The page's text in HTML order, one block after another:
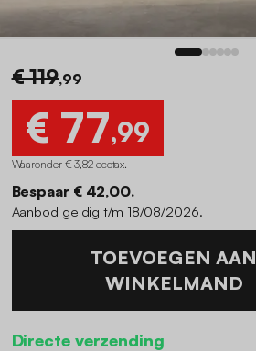
€ 119,99
€ 77,99
Waaronder € 3,82 ecotax.
Bespaar € 42,00.
Aanbod geldig t/m 18/08/2026.
TOEVOEGEN AAN
WINKELMAND
Directe verzending